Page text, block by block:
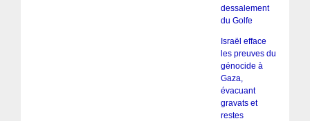
dessalement
du Golfe
Israël efface
les preuves du
génocide à
Gaza,
évacuant
gravats et
restes